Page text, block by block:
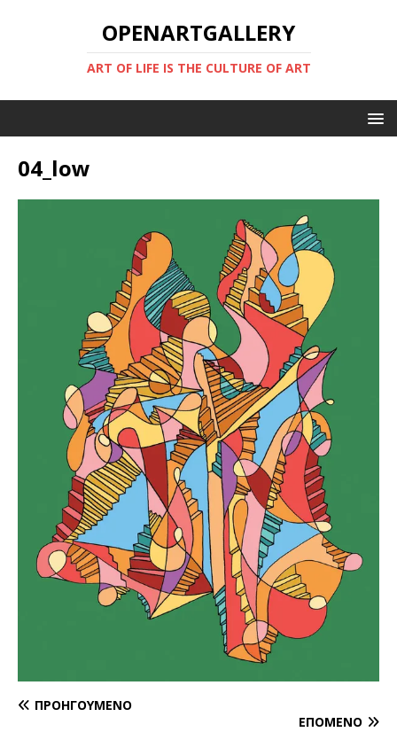
OPENARTGALLERY
ART OF LIFE IS THE CULTURE OF ART
04_low
ΠΡΟΗΓΟΎΜΕΝΟ
ΕΠΌΜΕΝΟ